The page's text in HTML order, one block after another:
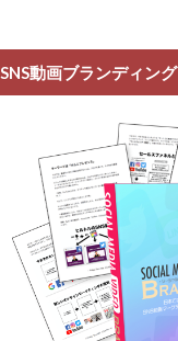
SNS動画ブランディング